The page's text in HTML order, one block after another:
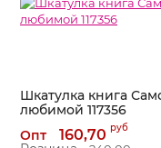
Шкатулка книга
любимой 117356
Артикул: 117356
Опт 160,70 руб